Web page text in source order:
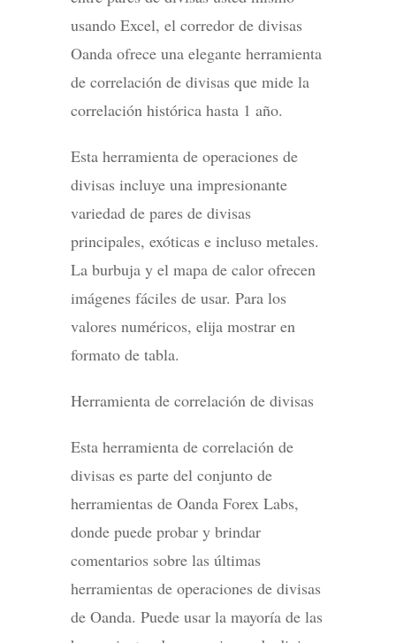
usando Excel, el corredor de divisas
Oanda ofrece una elegante herramienta
de correlación de divisas que mide la
correlación histórica hasta 1 año.
Esta herramienta de operaciones de
divisas incluye una impresionante
variedad de pares de divisas
principales, exóticas e incluso metales.
La burbuja y el mapa de calor ofrecen
imágenes fáciles de usar. Para los
valores numéricos, elija mostrar en
formato de tabla.
Herramienta de correlación de divisas
Esta herramienta de correlación de
divisas es parte del conjunto de
herramientas de Oanda Forex Labs,
donde puede probar y brindar
comentarios sobre las últimas
herramientas de operaciones de divisas
de Oanda. Puede usar la mayoría de las